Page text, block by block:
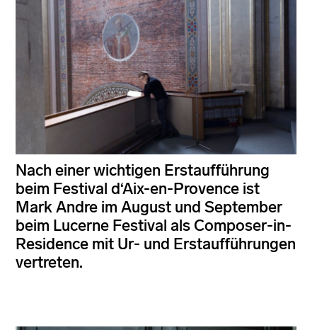
Nach einer wichtigen Erstaufführung
beim Festival d‘Aix-en-Provence ist
Mark Andre im August und September
beim Lucerne Festival als Composer-in-
Residence mit Ur- und Erstaufführungen
vertreten.